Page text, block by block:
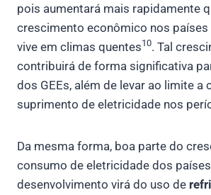
pois aumentará mais rapidamente
crescimento econômico nos países
vive em climas quentes10. Tal
contribuirá de forma significativa
dos GEEs, além de levar ao limite a
suprimento de eletricidade nos
Da mesma forma, boa parte do
consumo de eletricidade dos
desenvolvimento virá do uso de